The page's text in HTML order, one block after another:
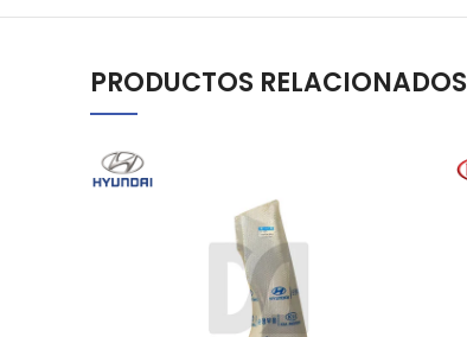
PRODUCTOS RELACIONADOS